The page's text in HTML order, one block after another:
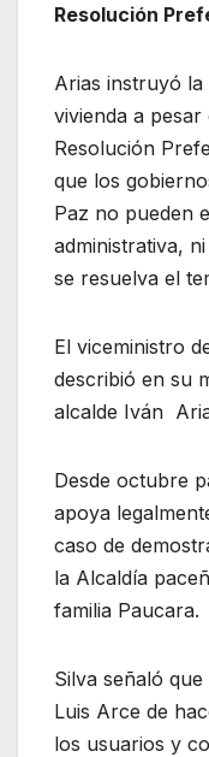
Resolución
Arias instruyó la
vivienda a pesar
Resolución
que los
Paz no pueden
administrativa,
se resuelva el
El viceministro
describió en su
alcalde Iván
Desde octubre
apoya
caso de
la Alcaldía
familia Paucara.
Silva señaló
Luis Arce de
los usuarios y